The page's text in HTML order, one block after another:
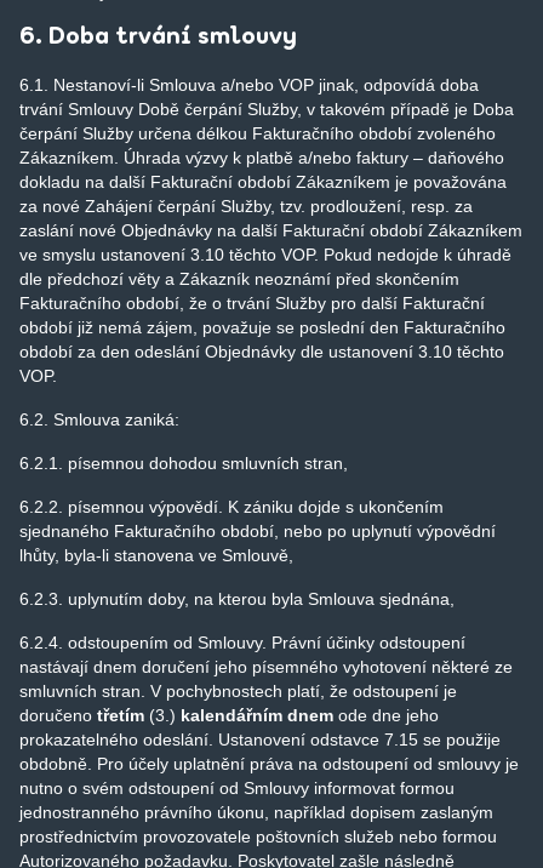
6. Doba trvání smlouvy
6.1. Nestanoví-li Smlouva a/nebo VOP jinak, odpovídá doba
trvání Smlouvy Době čerpání Služby, v takovém případě je Doba
čerpání Služby určena délkou Fakturačního období zvoleného
Zákazníkem. Úhrada výzvy k platbě a/nebo faktury – daňového
dokladu na další Fakturační období Zákazníkem je považována
za nové Zahájení čerpání Služby, tzv. prodloužení, resp. za
zaslání nové Objednávky na další Fakturační období Zákazníkem
ve smyslu ustanovení 3.10 těchto VOP. Pokud nedojde k úhradě
dle předchozí věty a Zákazník neoznámí před skončením
Fakturačního období, že o trvání Služby pro další Fakturační
období již nemá zájem, považuje se poslední den Fakturačního
období za den odeslání Objednávky dle ustanovení 3.10 těchto
VOP.
6.2. Smlouva zaniká:
6.2.1. písemnou dohodou smluvních stran,
6.2.2. písemnou výpovědí. K zániku dojde s ukončením
sjednaného Fakturačního období, nebo po uplynutí výpovědní
lhůty, byla-li stanovena ve Smlouvě,
6.2.3. uplynutím doby, na kterou byla Smlouva sjednána,
6.2.4. odstoupením od Smlouvy. Právní účinky odstoupení
nastávají dnem doručení jeho písemného vyhotovení některé ze
smluvních stran. V pochybnostech platí, že odstoupení je
doručeno třetím (3.) kalendářním dnem ode dne jeho
prokazatelného odeslání. Ustanovení odstavce 7.15 se použije
obdobně. Pro účely uplatnění práva na odstoupení od smlouvy je
nutno o svém odstoupení od Smlouvy informovat formou
jednostranného právního úkonu, například dopisem zaslaným
prostřednictvím provozovatele poštovních služeb nebo formou
Autorizovaného požadavku. Poskytovatel zašle následně